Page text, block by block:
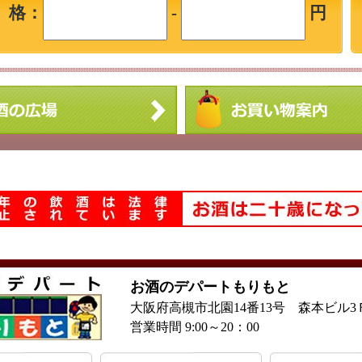
： - 円
お酒のデパートもりもと
大阪府高槻市北園14番13号 森本ビル3
営業時間 9:00～20：00